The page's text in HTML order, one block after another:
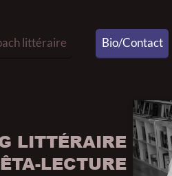
littéraire Bio/Contact
LITTÉRAIRE
LECTURE